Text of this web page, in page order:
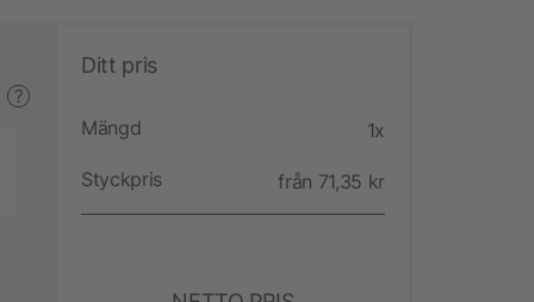
?
Ditt pris
Mängd 1x
Styckpris från 71,35 kr